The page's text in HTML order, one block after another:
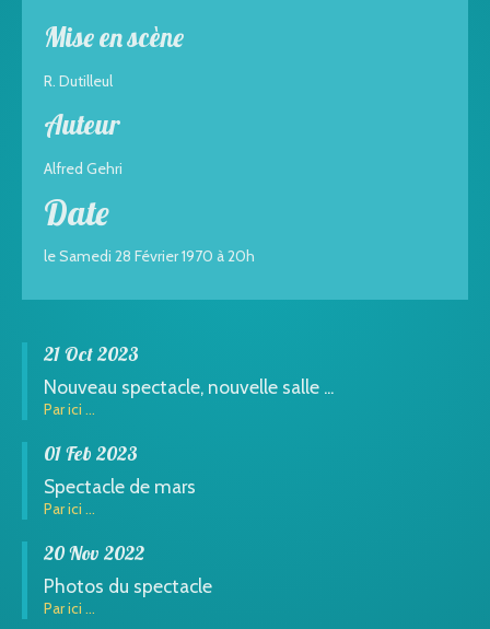
Mise en scène
R. Dutilleul
Auteur
Alfred Gehri
Date
le Samedi 28 Février 1970 à 20h
21 Oct 2023
Nouveau spectacle, nouvelle salle ...
Par ici ...
01 Feb 2023
Spectacle de mars
Par ici ...
20 Nov 2022
Photos du spectacle
Par ici ...